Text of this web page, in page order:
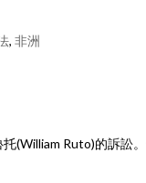
, 非洲
(William Ruto)的訴訟